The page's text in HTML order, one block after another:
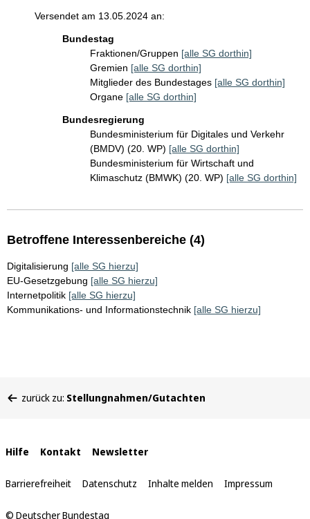
Versendet am 13.05.2024 an:
Bundestag
Fraktionen/Gruppen [alle SG dorthin]
Gremien [alle SG dorthin]
Mitglieder des Bundestages [alle SG dorthin]
Organe [alle SG dorthin]
Bundesregierung
Bundesministerium für Digitales und Verkehr
(BMDV) (20. WP) [alle SG dorthin]
Bundesministerium für Wirtschaft und
Klimaschutz (BMWK) (20. WP) [alle SG dorthin]
Betroffene Interessenbereiche (4)
Digitalisierung [alle SG hierzu]
EU-Gesetzgebung [alle SG hierzu]
Internetpolitik [alle SG hierzu]
Kommunikations- und Informationstechnik [alle SG hierzu]
befinden
zurück zu: Stellungnahmen/Gutachten
Interne
Links
Hilfe Kontakt Newsletter
Barrierefreiheit Datenschutz Inhalte melden Impressum
© Deutscher Bundestag